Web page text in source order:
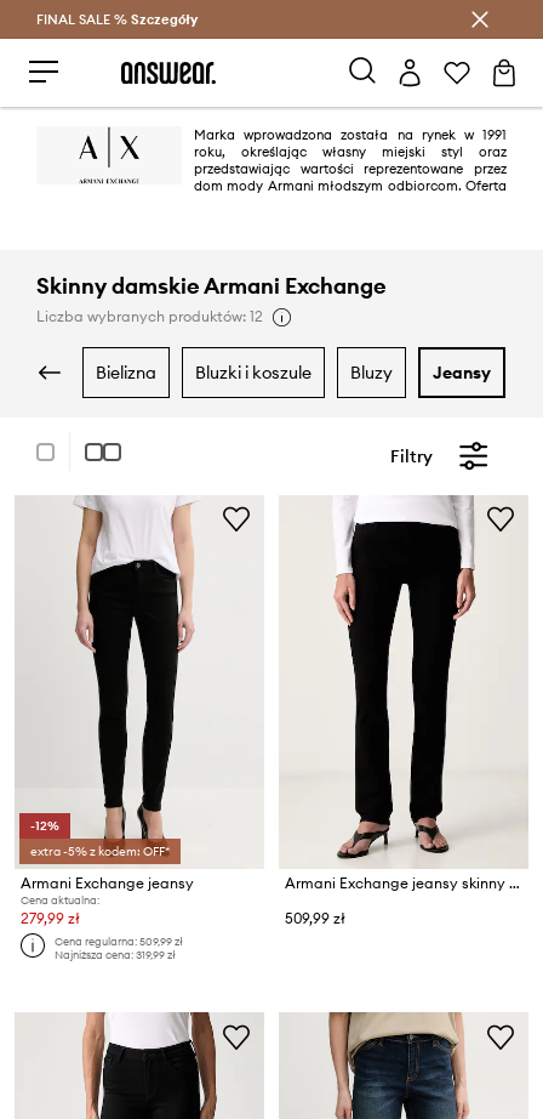
Oszczędzaj z Answear Club >
FINAL SALE % Szczegóły
Marka wprowadzona została na rynek w 1991
roku, określając własny miejski styl oraz
przedstawiając wartości reprezentowane przez
dom mody Armani młodszym odbiorcom. Oferta
Skinny damskie Armani Exchange
Liczba wybranych produktów: 12
bielizna bluzki i koszule bluzy jeansy
Filtry
-12%
extra -5% z kodem: OFF*
Armani Exchange jeansy
Cena aktualna:
279,99 zł
Cena regularna:509,99 zł
Najniższa cena:319,99 zł
Armani Exchange jeansy skinny damskie
509,99 zł